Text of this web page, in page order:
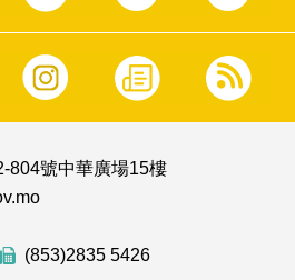
804號中華廣場15樓
(853)2835 5426